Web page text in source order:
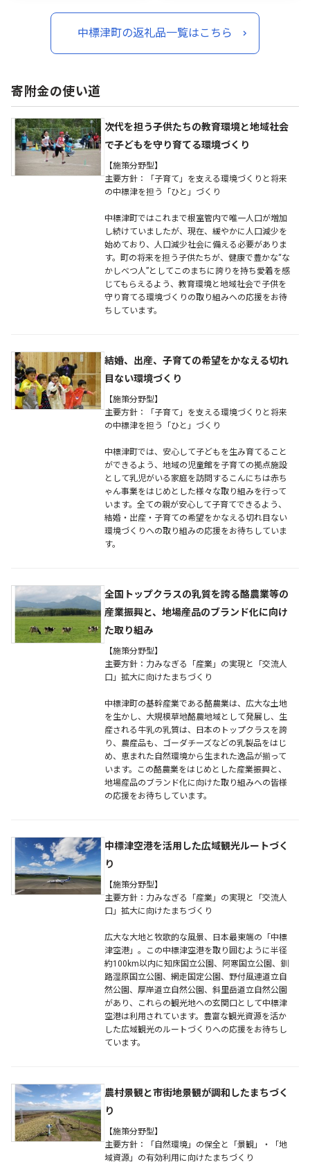
中標津町の返礼品一覧はこちら
寄附金の使い道
次代を担う子供たちの教育環境と地域社会
で子どもを守り育てる環境づくり
【施策分野型】
主要方針：「子育て」を支える環境づくりと将来
の中標津を担う「ひと」づくり
中標津町ではこれまで根室管内で唯一人口が増加
し続けていましたが、現在、緩やかに人口減少を
始めており、人口減少社会に備える必要がありま
す。町の将来を担う子供たちが、健康で豊かな“な
かしべつ人”としてこのまちに誇りを持ち愛着を感
じてもらえるよう、教育環境と地域社会で子供を
守り育てる環境づくりの取り組みへの応援をお待
ちしています。
結婚、出産、子育ての希望をかなえる切れ
目ない環境づくり
【施策分野型】
主要方針：「子育て」を支える環境づくりと将来
の中標津を担う「ひと」づくり
中標津町では、安心して子どもを生み育てること
ができるよう、地域の児童館を子育ての拠点施設
として乳児がいる家庭を訪問するこんにちは赤ち
ゃん事業をはじめとした様々な取り組みを行って
います。全ての親が安心して子育てできるよう、
結婚・出産・子育ての希望をかなえる切れ目ない
環境づくりへの取り組みの応援をお待ちしていま
す。
全国トップクラスの乳質を誇る酪農業等の
産業振興と、地場産品のブランド化に向け
た取り組み
【施策分野型】
主要方針：力みなぎる「産業」の実現と「交流人
口」拡大に向けたまちづくり
中標津町の基幹産業である酪農業は、広大な土地
を生かし、大規模草地酪農地域として発展し、生
産される牛乳の乳質は、日本のトップクラスを誇
り、農産品も、ゴーダチーズなどの乳製品をはじ
め、恵まれた自然環境から生まれた逸品が揃って
います。この酪農業をはじめとした産業振興と、
地場産品のブランド化に向けた取り組みへの皆様
の応援をお待ちしています。
中標津空港を活用した広域観光ルートづく
り
【施策分野型】
主要方針：力みなぎる「産業」の実現と「交流人
口」拡大に向けたまちづくり
広大な大地と牧歌的な風景、日本最東端の「中標
津空港」。この中標津空港を取り囲むように半径
約100km以内に知床国立公園、阿寒国立公園、釧
路湿原国立公園、網走国定公園、野付風連道立自
然公園、厚岸道立自然公園、斜里岳道立自然公園
があり、これらの観光地への玄関口として中標津
空港は利用されています。豊富な観光資源を活か
した広域観光のルートづくりへの応援をお待ちし
ています。
農村景観と市街地景観が調和したまちづく
り
【施策分野型】
主要方針：「自然環境」の保全と「景観」・「地
域資源」の有効利用に向けたまちづくり